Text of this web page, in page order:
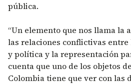
pública.
“Un elemento que nos llama la
las relaciones conflictivas
y política y la representación
cuenta que uno de los objetos
Colombia tiene que ver con las